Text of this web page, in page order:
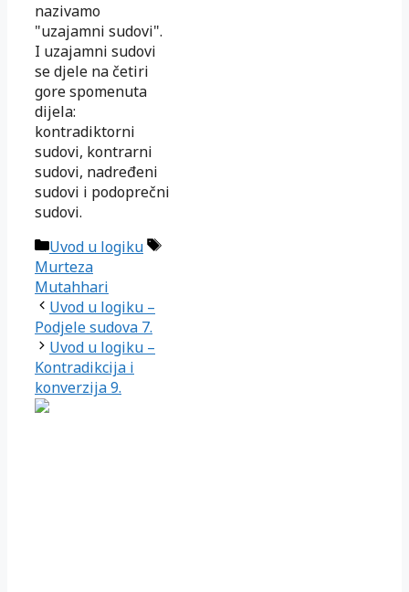
nazivamo
"uzajamni sudovi".
I uzajamni sudovi
se djele na četiri
gore spomenuta
dijela:
kontradiktorni
sudovi, kontrarni
sudovi, nadređeni
sudovi i podoprečni
sudovi.
Kategorije
Uvod u logiku
Oznake
Murteza
Mutahhari
Uvod u logiku –
Podjele sudova 7.
Uvod u logiku –
Kontradikcija i
konverzija 9.